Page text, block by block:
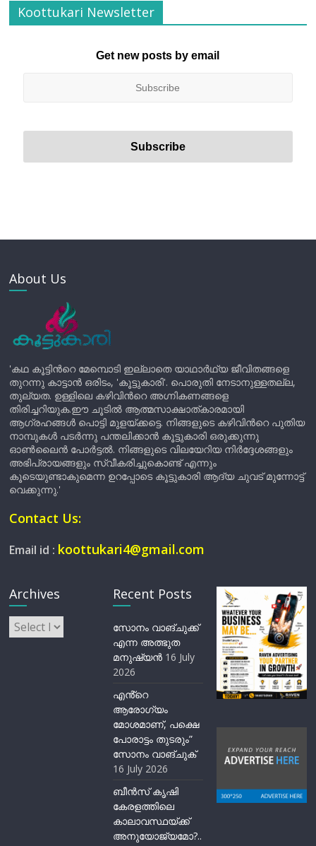
Koottukari Newsletter
Get new posts by email
About Us
'കഥ കൂട്ടിന്‍റെ മേമ്പൊടി ഇല്ലാതെ യാഥാർഥ്യ ജീവിതങ്ങളെ
തുറന്നു കാട്ടാൻ ഒരിടം, 'കൂട്ടുകാരി'. പൊരുതി നേടാനുള്ളതല്ല,
തുല്യത. ഉള്ളിലെ കഴിവിന്‍റെ അഗ്നികണങ്ങളെ
തിരിച്ചറിയുക.ഈ ചൂടിൽ ആത്മസാക്ഷാത്കാരമായി
ആഗ്രഹങ്ങൾ പൊട്ടി മുളയ്ക്കട്ടെ. നിങ്ങളുടെ കഴിവിന്‍റെ പുതിയ
നാമ്പുകൾ പടർന്നു പന്തലിക്കാൻ കൂട്ടുകാരി ഒരുക്കുന്നു
ഓൺലൈൻ പോർട്ടൽ. നിങ്ങളുടെ വിലയേറിയ നിർദ്ദേശങ്ങളും
അഭിപ്രായങ്ങളും സ്വീകരിച്ചുകൊണ്ട് എന്നും
കൂടെയുണ്ടാകുമെന്ന ഉറപ്പോടെ കൂട്ടുകാരി ആദ്യ ചുവട് മുന്നോട്ട്
വെക്കുന്നു.'
Contact Us:
Email id : koottukari4@gmail.com
Archives
Archives
Recent Posts
സോനം വാങ്ചുക്ക്
എന്ന അത്ഭുത
മനുഷ്യന്‍ 16 July
2026
എൻ്റെ
ആരോഗ്യം
മോശമാണ്, പക്ഷെ
പോരാട്ടം തുടരും”
സോനം വാങ്ചുക്
16 July 2026
ബീന്‍സ് കൃഷി
കേരളത്തിലെ
കാലാവസ്ഥയ്ക്ക്
അനുയോജ്യമോ?..